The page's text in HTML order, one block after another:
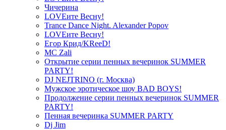
Чичерина
LOVEите Весну!
Trance Dance Night. Alexander Popov
LOVEите Весну!
Егор Крид/KReeD!
MC Zali
Открытие серии пенных вечеринок SUMMER
PARTY!
DJ NEJTRINO (г. Москва)
Мужское эротическое шоу BAD BOYS!
Продолжение серии пенных вечеринок SUMMER
PARTY!
Пенная вечеринка SUMMER PARTY
Dj Jim